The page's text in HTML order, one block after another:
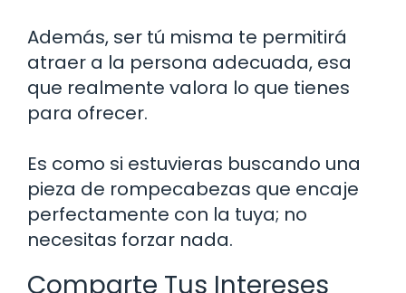
Además, ser tú misma te permitirá
atraer a la persona adecuada, esa
que realmente valora lo que tienes
para ofrecer.
Es como si estuvieras buscando una
pieza de rompecabezas que encaje
perfectamente con la tuya; no
necesitas forzar nada.
Comparte Tus Intereses